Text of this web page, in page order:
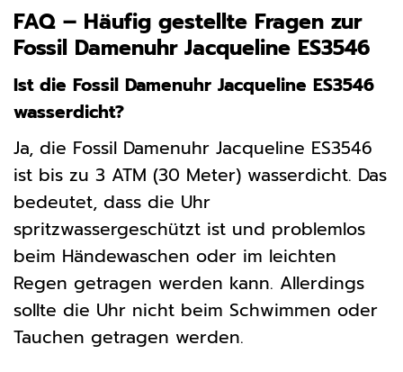
FAQ – Häufig gestellte Fragen zur
Fossil Damenuhr Jacqueline ES3546
Ist die Fossil Damenuhr Jacqueline ES3546
wasserdicht?
Ja, die Fossil Damenuhr Jacqueline ES3546
ist bis zu 3 ATM (30 Meter) wasserdicht. Das
bedeutet, dass die Uhr
spritzwassergeschützt ist und problemlos
beim Händewaschen oder im leichten
Regen getragen werden kann. Allerdings
sollte die Uhr nicht beim Schwimmen oder
Tauchen getragen werden.